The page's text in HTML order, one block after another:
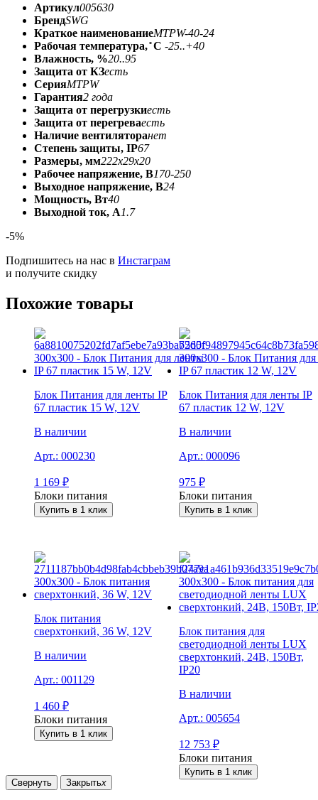
Артикул005630
БрендSWG
Краткое наименованиеMTPW-40-24
Рабочая температура, ̊ С -25..+40
Влажность, %20..95
Защита от КЗесть
СерияMTPW
Гарантия2 года
Защита от перегрузкиесть
Защита от перегреваесть
Наличие вентиляторанет
Степень защиты, IP67
Размеры, мм222x29x20
Рабочее напряжение, В170-250
Выходное напряжение, В24
Мощность, Вт40
Выходной ток, А1.7
-5%
Подпишитесь на нас в Инстаграм
и получите скидку
Похожие товары
Блок Питания для ленты IP
67 пластик 15 W, 12V
В наличии
Арт.: 000230
1 169 ₽
Блоки питания
Купить в 1 клик
Блок Питания для ленты IP
67 пластик 12 W, 12V
В наличии
Арт.: 000096
975 ₽
Блоки питания
Купить в 1 клик
Блок питания
сверxтонкий, 36 W, 12V
В наличии
Арт.: 001129
1 460 ₽
Блоки питания
Купить в 1 клик
Блок питания для
светодиодной ленты LUX
сверхтонкий, 24В, 150Вт,
IP20
В наличии
Арт.: 005654
12 753 ₽
Блоки питания
Купить в 1 клик
Свернуть
Закрытьx